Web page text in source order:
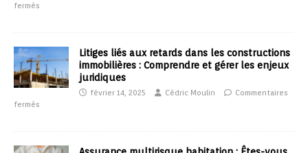
fermés
Litiges liés aux retards dans les constructions
immobilières : Comprendre et gérer les enjeux
juridiques
février 14, 2025 Cédric Moulin
Commentaires
fermés